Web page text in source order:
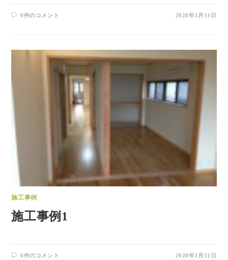
0件のコメント 2020年1月31日
施工事例
施工事例1
0件のコメント 2020年1月31日